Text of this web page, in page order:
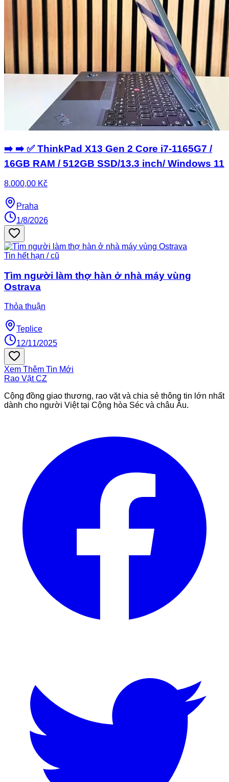
➡️ ➡️ ✅ ThinkPad X13 Gen 2 Core i7-1165G7 /
16GB RAM / 512GB SSD/13.3 inch/ Windows 11
8.000,00 Kč
Praha
1/8/2026
Tin hết hạn / cũ
Tìm người làm thợ hàn ở nhà máy vùng
Ostrava
Thỏa thuận
Teplice
12/11/2025
Xem Thêm Tin Mới
Rao VặtCZ
Cộng đồng giao thương, rao vặt và chia sẻ thông tin lớn nhất
dành cho người Việt tại Cộng hòa Séc và châu Âu.